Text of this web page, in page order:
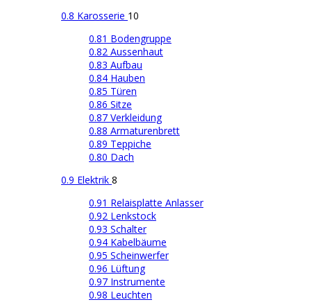
0.8 Karosserie 10
0.81 Bodengruppe
0.82 Aussenhaut
0.83 Aufbau
0.84 Hauben
0.85 Türen
0.86 Sitze
0.87 Verkleidung
0.88 Armaturenbrett
0.89 Teppiche
0.80 Dach
0.9 Elektrik 8
0.91 Relaisplatte Anlasser
0.92 Lenkstock
0.93 Schalter
0.94 Kabelbäume
0.95 Scheinwerfer
0.96 Lüftung
0.97 Instrumente
0.98 Leuchten